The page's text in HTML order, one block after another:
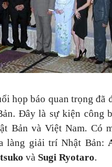
họp báo quan trọng đã
Đây là sự kiện công
Bản và Việt Nam. Có
làng giải trí Nhật Bản:
và Sugi Ryotaro.